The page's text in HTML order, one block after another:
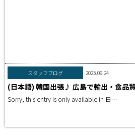
スタッフブログ 2025.09.24
(日本語) 韓国出張♪ 広島で輸出・食品
Sorry, this entry is only available in 日…